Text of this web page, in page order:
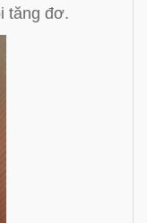
tăng đơ.